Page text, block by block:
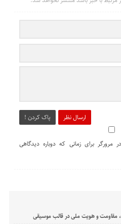
ارسال نظر پاک کردن !
برای زمانی که دوباره دیدگاهی
مقاومت و هویت ملی در قالب موسیقی